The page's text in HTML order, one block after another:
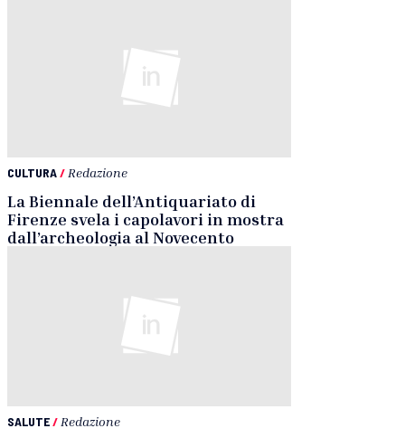
CULTURA/ Redazione
La Biennale dell’Antiquariato di
Firenze svela i capolavori in mostra
dall’archeologia al Novecento
SALUTE/ Redazione